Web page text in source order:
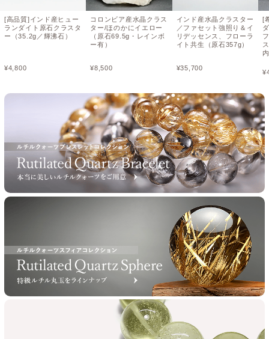
[高品質]インド産ヒュー
ランダイト原石クラスタ
ー（35.2g／輝沸石）
¥4,800
コロンビア産水晶クラス
ター/ほのかにイエロー
（原石69.5g・レインボ
ー有）
¥8,500
インド産水晶クラスター
／ファセット強照り＆イ
リデッセンス、フローラ
イト共生（原石357g）
¥35,700
[
¥